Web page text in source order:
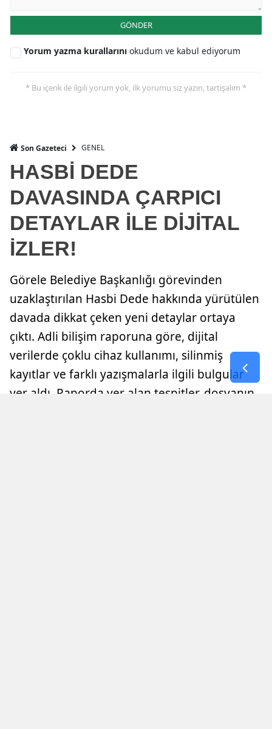
GÖNDER
Yorum yazma kurallarını okudum ve kabul ediyorum
* Bu içerik ile ilgili yorum yok, ilk yorumu siz yazın, tartışalım *
Son Gazeteci GENEL
HASBİ DEDE
DAVASINDA ÇARPICI
DETAYLAR İLE DİJİTAL
İZLER!
Görele Belediye Başkanlığı görevinden
uzaklaştırılan Hasbi Dede hakkında yürütülen
davada dikkat çeken yeni detaylar ortaya
çıktı. Adli bilişim raporuna göre, dijital
verilerde çoklu cihaz kullanımı, silinmiş
kayıtlar ve farklı yazışmalarla ilgili bulgular
yer aldı. Raporda yer alan tespitler, dosyanın